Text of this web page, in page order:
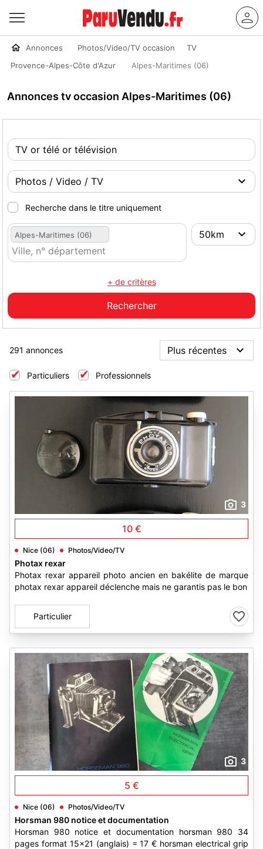
Annonces Photos/Video/TV occasion
TV
Provence-Alpes-Côte d'Azur
Alpes-Maritimes (06)
Annonces tv occasion Alpes-Maritimes (06)
Recherche dans le titre uniquement
Alpes-Maritimes (06)
+ de critères
291 annonces
Particuliers Professionnels
3
10 €
Nice (06) Photos/Video/TV
Photax rexar
Photax rexar appareil photo ancien en bakélite de marque
photax rexar appareil déclenche mais ne garantis pas le bon
Particulier
3
5 €
Nice (06) Photos/Video/TV
Horsman 980 notice et documentation
Horsman 980 notice et documentation horsman 980 34
pages format 15x21 (anglais) = 17 € horsman electrical grip